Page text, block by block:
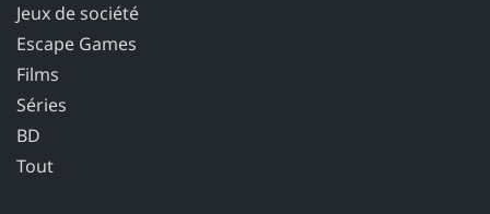
Jeux de société
Escape Games
Films
Séries
BD
Tout